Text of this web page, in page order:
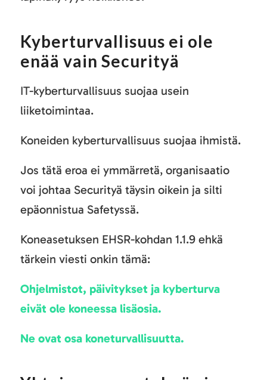
Kyberturvallisuus ei ole
enää vain Securityä
IT-kyberturvallisuus suojaa usein
liiketoimintaa.
Koneiden kyberturvallisuus suojaa ihmistä.
Jos tätä eroa ei ymmärretä, organisaatio
voi johtaa Securityä täysin oikein ja silti
epäonnistua Safetyssä.
Koneasetuksen EHSR-kohdan 1.1.9 ehkä
tärkein viesti onkin tämä:
Ohjelmistot, päivitykset ja kyberturva
eivät ole koneessa lisäosia.
Ne ovat osa koneturvallisuutta.